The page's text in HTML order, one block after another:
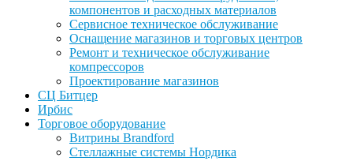
компонентов и расходных материалов
Сервисное техническое обслуживание
Оснащение магазинов и торговых центров
Ремонт и техническое обслуживание
компрессоров
Проектирование магазинов
СЦ Битцер
Ирбис
Торговое оборудование
Витрины Brandford
Стеллажные системы Нордика